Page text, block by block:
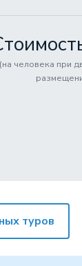
(на человека при
туров